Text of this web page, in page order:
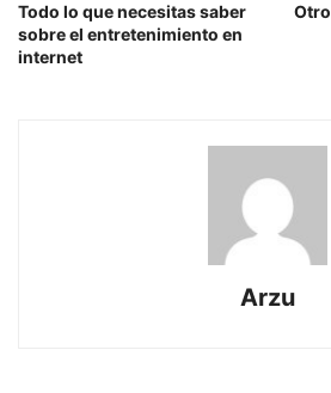
Todo lo que necesitas saber
sobre el entretenimiento en
internet
Arzu